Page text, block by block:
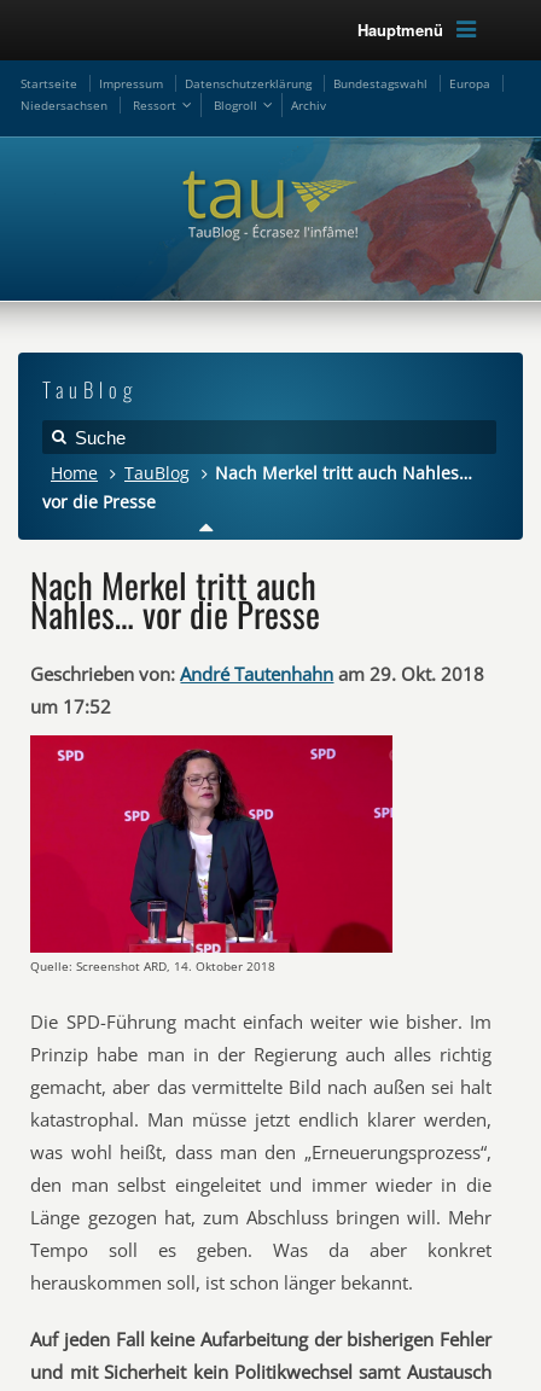
Hauptmenü
Startseite Impressum Datenschutzerklärung Bundestagswahl
Europa
Niedersachsen
Ressort Blogroll Archiv
TauBlog
Home TauBlog
Nach Merkel tritt auch Nahles…
vor die Presse
Nach Merkel tritt auch
Nahles… vor die Presse
Geschrieben von: André Tautenhahn am 29. Okt. 2018
um 17:52
Quelle: Screenshot ARD, 14. Oktober 2018
Die SPD-Führung macht einfach weiter wie bisher. Im
Prinzip habe man in der Regierung auch alles richtig
gemacht, aber das vermittelte Bild nach außen sei halt
katastrophal. Man müsse jetzt endlich klarer werden,
was wohl heißt, dass man den „Erneuerungsprozess“,
den man selbst eingeleitet und immer wieder in die
Länge gezogen hat, zum Abschluss bringen will. Mehr
Tempo soll es geben. Was da aber konkret
herauskommen soll, ist schon länger bekannt.
Auf jeden Fall keine Aufarbeitung der bisherigen Fehler
und mit Sicherheit kein Politikwechsel samt Austausch